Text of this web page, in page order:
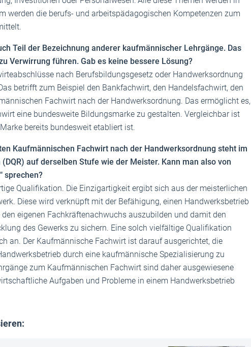
werden die berufs- und arbeitspädagogischen Kompetenzen zum
Teil der Bezeichnung anderer kaufmännischer Lehrgänge. Das
Verwirrung führen. Gab es keine bessere Lösung?
nach Berufsbildungsgesetz oder Handwerksordnung
betrifft zum Beispiel den Bankfachwirt, den Handelsfachwirt, den
Fachwirt nach der Handwerksordnung. Das ermöglicht es,
eine bundesweite Bildungsmarke zu gestalten. Vergleichbar ist
bereits bundesweit etabliert ist.
Kaufmännischen Fachwirt nach der Handwerksordnung steht im
auf derselben Stufe wie der Meister. Kann man also von
sprechen?
Qualifikation. Die Einzigartigkeit ergibt sich aus der meisterlichen
Diese wird verknüpft mit der Befähigung, einen Handwerksbetrieb
eigenen Fachkräftenachwuchs auszubilden und damit den
des Gewerks zu sichern. Eine solch vielfältige Qualifikation
an. Der Kaufmännische Fachwirt ist darauf ausgerichtet, die
durch eine kaufmännische Spezialisierung zu
zum Kaufmännischen Fachwirt sind daher ausgewiesene
Aufgaben und Probleme in einem Handwerksbetrieb